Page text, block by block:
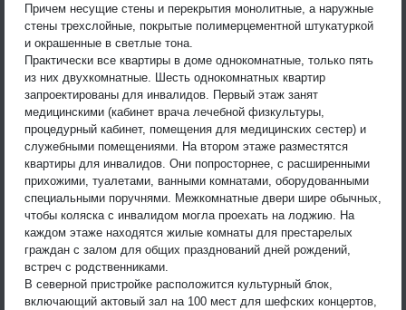
Причем несущие стены и перекрытия монолитные, а наружные
стены трехслойные, покрытые полимерцементной штукатуркой
и окрашенные в светлые тона.
Практически все квартиры в доме однокомнатные, только пять
из них двухкомнатные. Шесть однокомнатных квартир
запроектированы для инвалидов. Первый этаж занят
медицинскими (кабинет врача лечебной физкультуры,
процедурный кабинет, помещения для медицинских сестер) и
служебными помещениями. На втором этаже разместятся
квартиры для инвалидов. Они попросторнее, с расширенными
прихожими, туалетами, ванными комнатами, оборудованными
специальными поручнями. Межкомнатные двери шире обычных,
чтобы коляска с инвалидом могла проехать на лоджию. На
каждом этаже находятся жилые комнаты для престарелых
граждан с залом для общих празднований дней рождений,
встреч с родственниками.
В северной пристройке расположится культурный блок,
включающий актовый зал на 100 мест для шефских концертов,